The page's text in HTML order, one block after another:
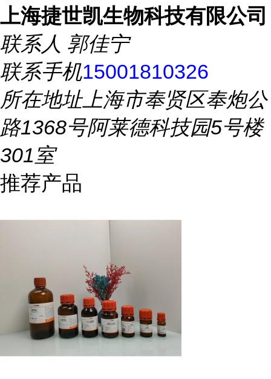
上海捷世凯生物科技有限公司
联系人 郭佳宁
联系手机15001810326
所在地址上海市奉贤区奉炮公
路1368号阿莱德科技园5号楼
301室
推荐产品